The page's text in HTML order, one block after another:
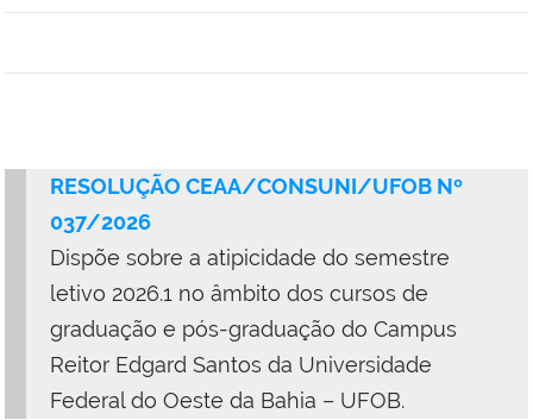
RESOLUÇÃO CEAA/CONSUNI/UFOB Nº
037/2026
Dispõe sobre a atipicidade do semestre
letivo 2026.1 no âmbito dos cursos de
graduação e pós-graduação do Campus
Reitor Edgard Santos da Universidade
Federal do Oeste da Bahia – UFOB.